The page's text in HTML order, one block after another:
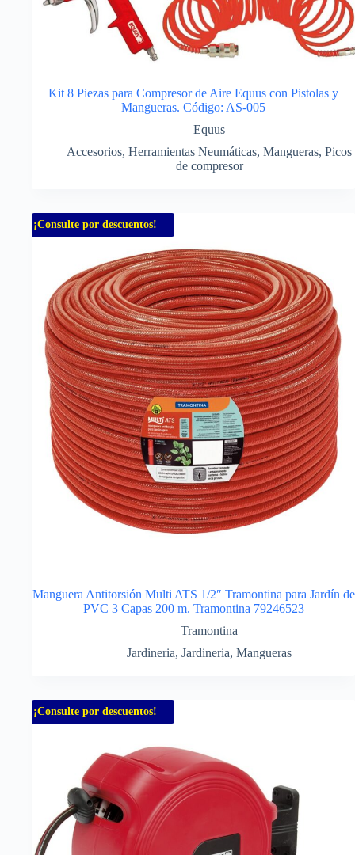
Kit 8 Piezas para Compresor de Aire Equus con Pistolas y
Mangueras. Código: AS-005
Equus
Accesorios, Herramientas Neumáticas, Mangueras, Picos
de compresor
¡Consulte por descuentos!
Manguera Antitorsión Multi ATS 1/2″ Tramontina para Jardín de
PVC 3 Capas 200 m. Tramontina 79246523
Tramontina
Jardineria, Jardineria, Mangueras
¡Consulte por descuentos!